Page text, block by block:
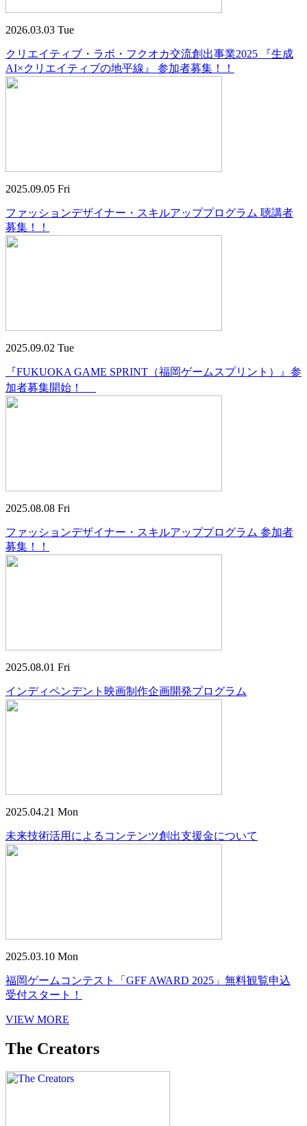
2026.03.03 Tue
クリエイティブ・ラボ・フクオカ交流創出事業2025 『生成
AI×クリエイティブの地平線』 参加者募集！！
2025.09.05 Fri
ファッションデザイナー・スキルアッププログラム 聴講者
募集！！
2025.09.02 Tue
『FUKUOKA GAME SPRINT（福岡ゲームスプリント）』参
加者募集開始！
2025.08.08 Fri
ファッションデザイナー・スキルアッププログラム 参加者
募集！！
2025.08.01 Fri
インディペンデント映画制作企画開発プログラム
2025.04.21 Mon
未来技術活用によるコンテンツ創出支援金について
2025.03.10 Mon
福岡ゲームコンテスト「GFF AWARD 2025」無料観覧申込
受付スタート！
VIEW MORE
The Creators